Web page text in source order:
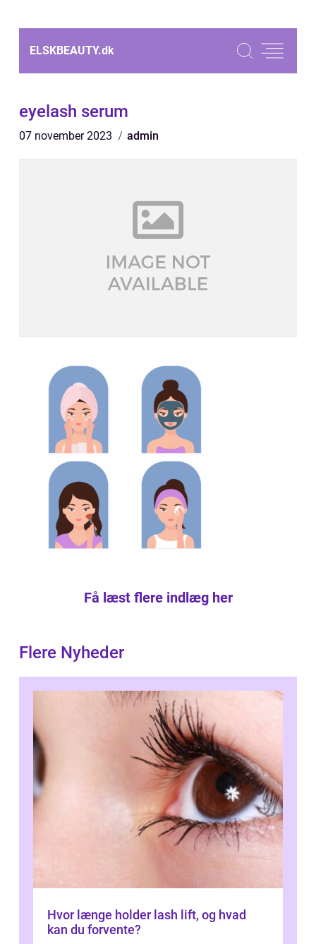
ELSKBEAUTY.dk
eyelash serum
07 november 2023 admin
Få læst flere indlæg her
Flere Nyheder
Hvor længe holder lash lift, og hvad
kan du forvente?